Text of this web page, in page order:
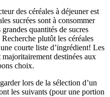
des céréales à déjeuner est
sucrées sont à consommer
quantités de sucres
plutôt les céréales
courte liste d’ingrédient! Les
destinées aux
choix.
lors de la sélection d’un
les suivants (pour une portion